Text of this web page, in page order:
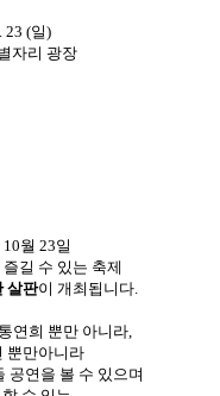
23 (일)
자리 광장
월 23일
길 수 있는 축제
살판이 개최됩니다.
연희 뿐만 아니라,
뿐만아니라
공연을 볼 수 있으며